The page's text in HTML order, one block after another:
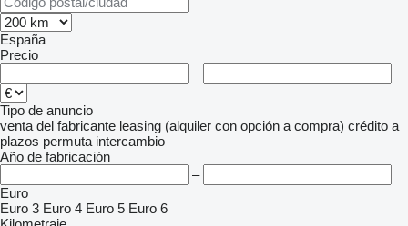
España
Precio
–
Tipo de anuncio
venta del fabricante leasing (alquiler con opción a compra) crédito a
plazos permuta intercambio
Año de fabricación
–
Euro
Euro 3 Euro 4 Euro 5 Euro 6